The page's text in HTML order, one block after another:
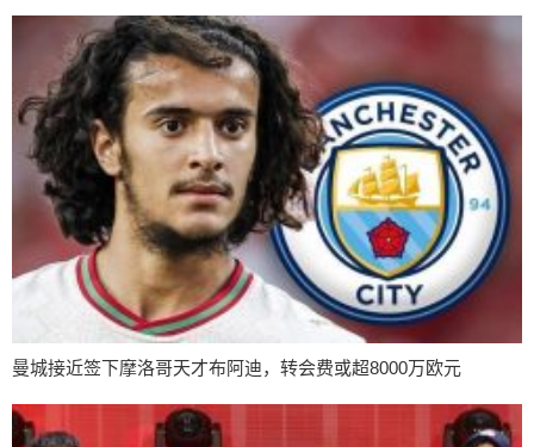
曼城接近签下摩洛哥天才布阿迪，转会费或超8000万欧元